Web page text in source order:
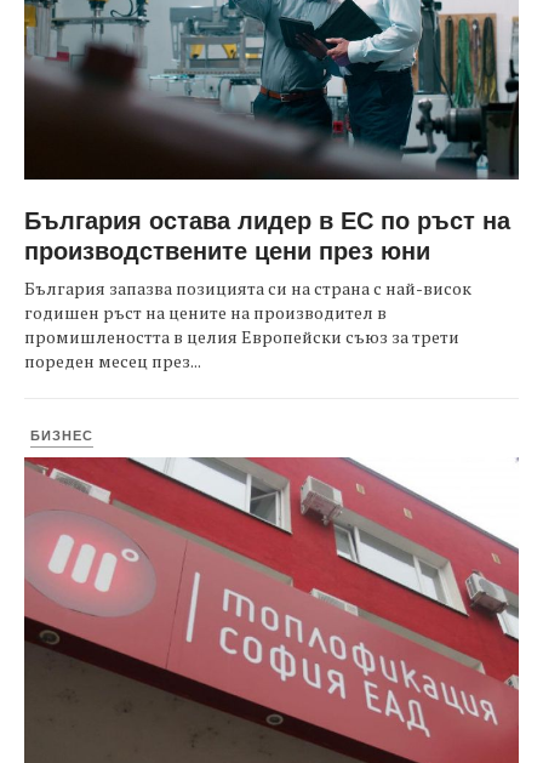
България остава лидер в ЕС по ръст на
производствените цени през юни
България запазва позицията си на страна с най-висок
годишен ръст на цените на производител в
промишлеността в целия Европейски съюз за трети
пореден месец през...
БИЗНЕС